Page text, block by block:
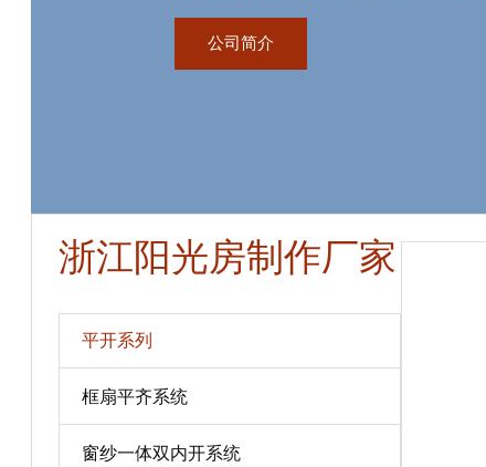
资质,玻璃幕墙工程资质,国内门
生产线。
公司简介
浙江阳光房制作厂家
平开系列
框扇平齐系统
窗纱一体双内开系统